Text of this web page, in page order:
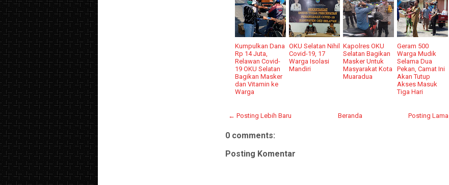
Kumpulkan Dana
Rp 14 Juta,
Relawan Covid-
19 OKU Selatan
Bagikan Masker
dan Vitamin ke
Warga
OKU Selatan Nihil
Covid-19, 17
Warga Isolasi
Mandiri
Kapolres OKU
Selatan Bagikan
Masker Untuk
Masyarakat Kota
Muaradua
Geram 500
Warga Mudik
Selama Dua
Pekan, Camat Ini
Akan Tutup
Akses Masuk
Tiga Hari
← Posting Lebih Baru Posting
Beranda
0 comments:
Posting Komentar